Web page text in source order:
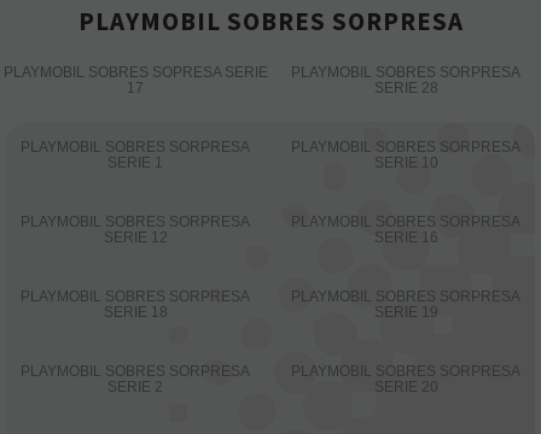
PLAYMOBIL SOBRES SORPRESA
PLAYMOBIL SOBRES SOPRESA SERIE
17
PLAYMOBIL SOBRES SORPRESA
SERIE 28
PLAYMOBIL SOBRES SORPRESA
SERIE 1
PLAYMOBIL SOBRES SORPRESA
SERIE 10
PLAYMOBIL SOBRES SORPRESA
SERIE 12
PLAYMOBIL SOBRES SORPRESA
SERIE 16
PLAYMOBIL SOBRES SORPRESA
SERIE 18
PLAYMOBIL SOBRES SORPRESA
SERIE 19
PLAYMOBIL SOBRES SORPRESA
SERIE 2
PLAYMOBIL SOBRES SORPRESA
SERIE 20